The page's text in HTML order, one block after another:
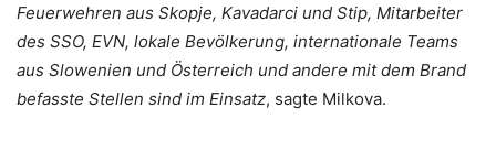
Feuerwehren aus Skopje, Kavadarci und Stip, Mitarbeiter
des SSO, EVN, lokale Bevölkerung, internationale Teams
aus Slowenien und Österreich und andere mit dem Brand
befasste Stellen sind im Einsatz, sagte Milkova.